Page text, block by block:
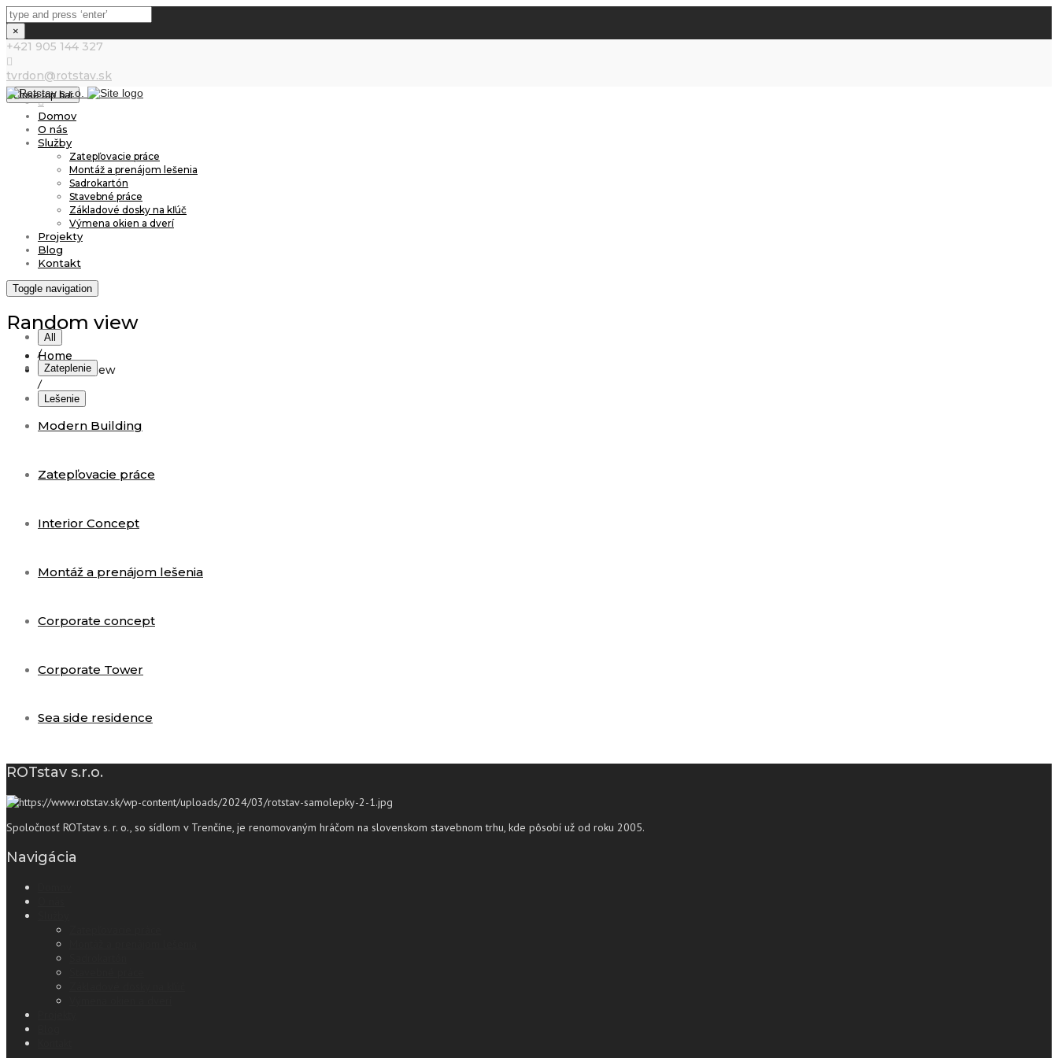
×
+421 905 144 327
tvrdon@rotstav.sk
Close top bar
Domov
O nás
Služby
Zatepľovacie práce
Montáž a prenájom lešenia
Sadrokartón
Stavebné práce
Základové dosky na kľúč
Výmena okien a dverí
Projekty
Blog
Kontakt
Toggle navigation
Random view
Home
Random view
All
/
Zateplenie
/
Lešenie
Modern Building
Zatepľovacie práce
Interior Concept
Montáž a prenájom lešenia
Corporate concept
Corporate Tower
Sea side residence
ROTstav s.r.o.
Spoločnosť ROTstav s. r. o., so sídlom v Trenčíne, je renomovaným hráčom na slovenskom stavebnom trhu, kde pôsobí už od roku 2005.
Navigácia